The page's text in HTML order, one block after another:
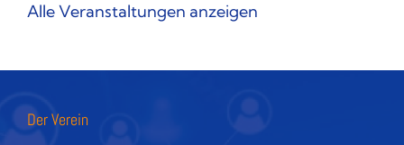
Alle Veranstaltungen anzeigen
Der Verein